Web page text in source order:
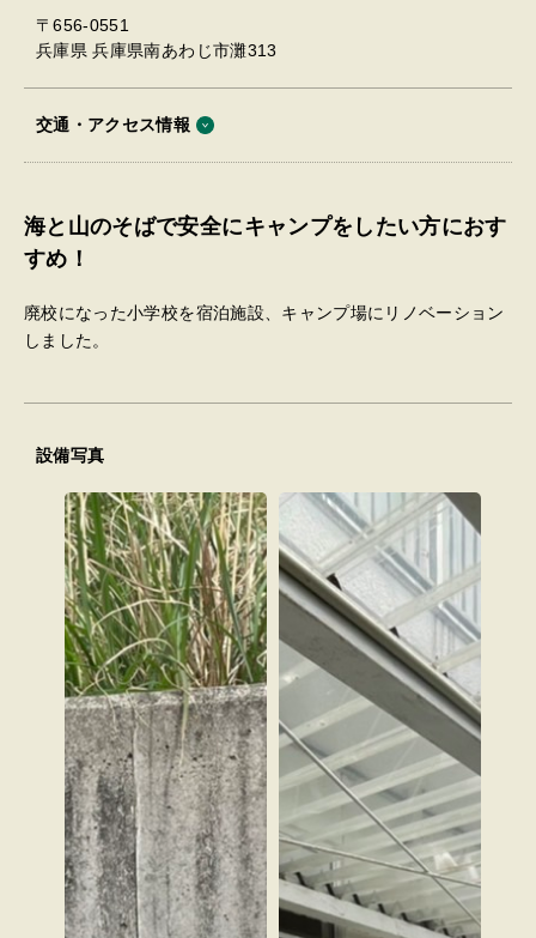
〒656-0551
兵庫県 兵庫県南あわじ市灘313
交通・アクセス情報
海と山のそばで安全にキャンプをしたい方におす
すめ！
廃校になった小学校を宿泊施設、キャンプ場にリノベーション
しました。
設備写真